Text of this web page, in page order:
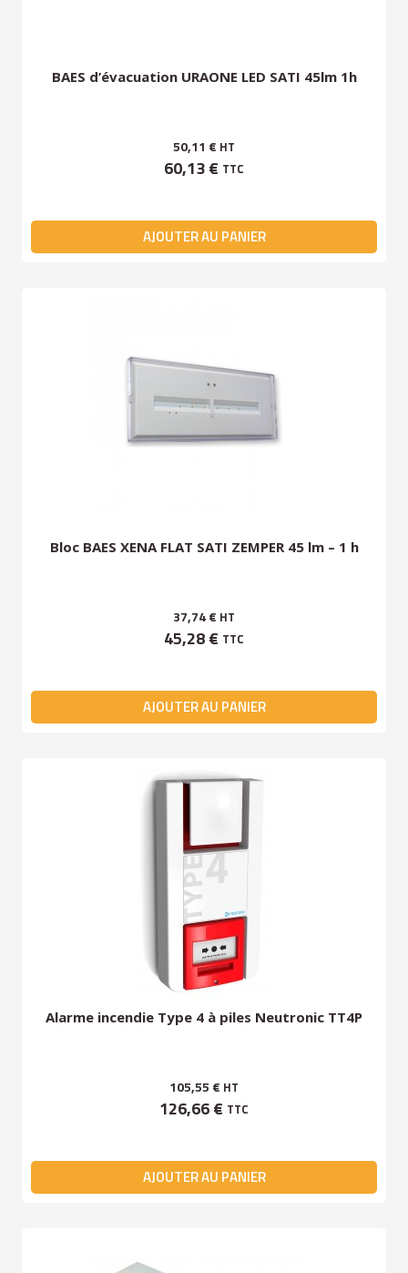
BAES d’évacuation URAONE LED SATI 45lm 1h
50,11 € HT
60,13 € TTC
AJOUTER AU PANIER
Bloc BAES XENA FLAT SATI ZEMPER 45 lm – 1 h
37,74 € HT
45,28 € TTC
AJOUTER AU PANIER
Alarme incendie Type 4 à piles Neutronic TT4P
105,55 € HT
126,66 € TTC
AJOUTER AU PANIER